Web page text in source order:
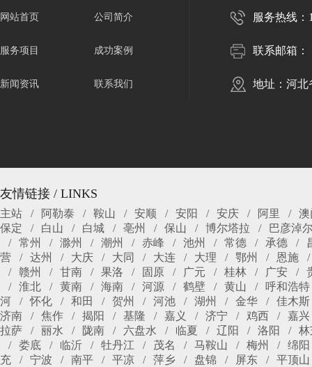
网站首页 公司简介
服务项目 成功案例
新闻资讯 联系我们
服务热线：
联系邮箱：
地址：河北
友情链接 / LINKS
主站 阿勒泰 鞍山 安顺 安阳 安庆 阿里
澳
保定
白山 白城 亳州 保山 博尔塔拉
巴彦淖
常州
滁州 潮州 赤峰 池州 常德 承德
营
达州 大庆 大同 大连 大理 鄂州
恩施
赣州
甘南 果洛 固原 广元 桂林 广安
淮北
黄南 海南 河源 鹤壁 黄山
呼和浩特
河
怀化 和田 贺州 河池 湖州 金华
佳木斯
济南
焦作 揭阳 基隆 嘉义 济宁 鸡西
嘉兴
拉萨
丽水 陇南 六盘水 临夏 辽阳 洛阳
林
娄底
临沂 牡丹江 茂名 马鞍山 梅州
绵阳
充
宁波 南平 平凉 萍乡 盘锦 屏东
平顶山